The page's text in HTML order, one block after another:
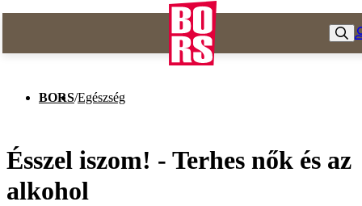
BORS/Egészség
Ésszel iszom! - Terhes nők és az
alkohol